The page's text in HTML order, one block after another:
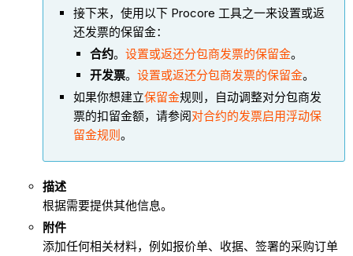
接下来，使用以下 Procore 工具之一来设置或返
还发票的保留金：
合约。 设置或返还分包商发票的保留金。
开发票。 设置或返还分包商发票的保留金。
如果你想建立保留金规则，自动调整对分包商发
票的扣留金额，请参阅对合约的发票启用浮动保
留金规则 。
描述
根据需要提供其他信息。
附件
添加任何相关材料，例如报价单、收据、签署的采购订单